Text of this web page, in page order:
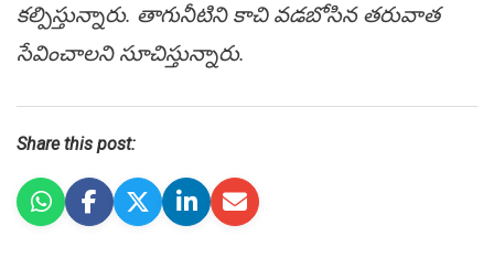
క‌ల్పిస్తున్నారు. తాగునీటిని కాచి వ‌డ‌బోసిన త‌రువాత
సేవించాల‌ని సూచిస్తున్నారు.
Share this post: